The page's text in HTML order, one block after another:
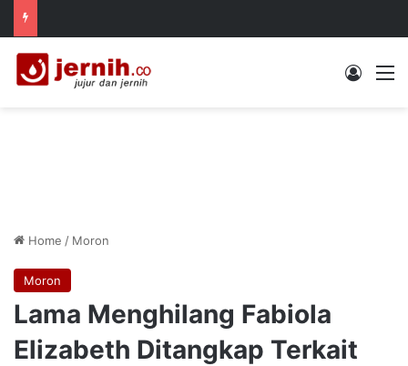
Log In
Home / Moron
Moron
Lama Menghilang Fabiola
Elizabeth Ditangkap Terkait